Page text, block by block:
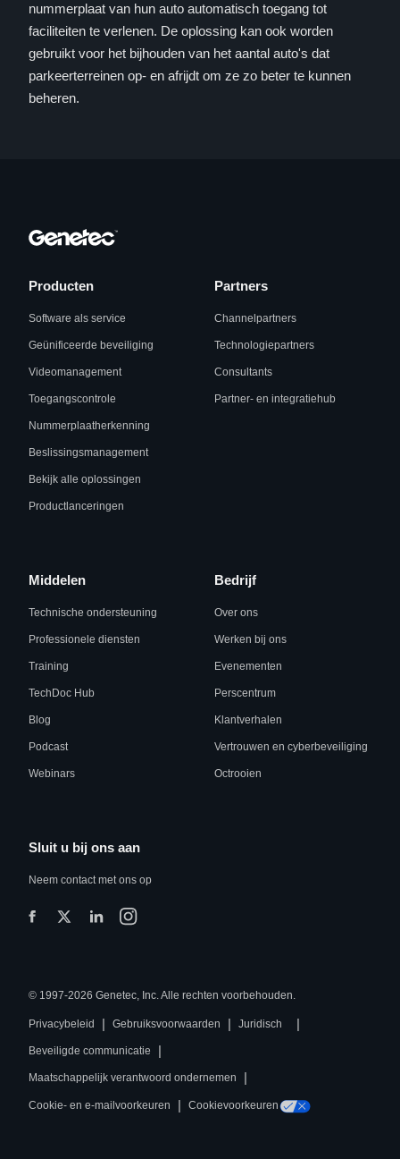
nummerplaat van hun auto automatisch toegang tot
faciliteiten te verlenen. De oplossing kan ook worden
gebruikt voor het bijhouden van het aantal auto's dat
parkeerterreinen op- en afrijdt om ze zo beter te kunnen
beheren.
Producten
Software als service
Geünificeerde beveiliging
Videomanagement
Toegangscontrole
Nummerplaatherkenning
Beslissingsmanagement
Bekijk alle oplossingen
Productlanceringen
Partners
Channelpartners
Technologiepartners
Consultants
Partner- en integratiehub
Middelen
Technische ondersteuning
Professionele diensten
Training
TechDoc Hub
Blog
Podcast
Webinars
Bedrijf
Over ons
Werken bij ons
Evenementen
Perscentrum
Klantverhalen
Vertrouwen en cyberbeveiliging
Octrooien
Sluit u bij ons aan
Neem contact met ons op
© 1997-2026 Genetec, Inc. Alle rechten voorbehouden.
Privacybeleid Gebruiksvoorwaarden Juridisch
Beveiligde communicatie
Maatschappelijk verantwoord ondernemen
Cookie- en e-mailvoorkeuren | Cookievoorkeuren